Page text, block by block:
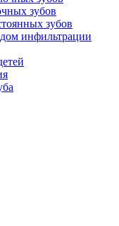
зубов
зубов
инфильтрации